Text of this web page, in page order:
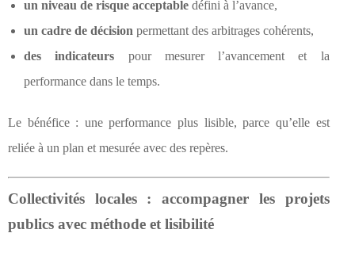
un niveau de risque acceptable défini à l’avance,
un cadre de décision permettant des arbitrages cohérents,
des indicateurs pour mesurer l’avancement et la
performance dans le temps.
Le bénéfice : une performance plus lisible, parce qu’elle est
reliée à un plan et mesurée avec des repères.
Collectivités locales : accompagner les projets
publics avec méthode et lisibilité